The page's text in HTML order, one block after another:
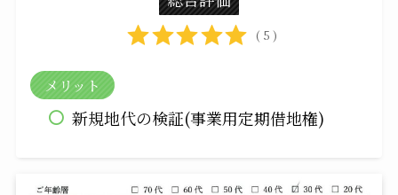
( 5 )
メリット
新規地代の検証(事業用定期借地権)